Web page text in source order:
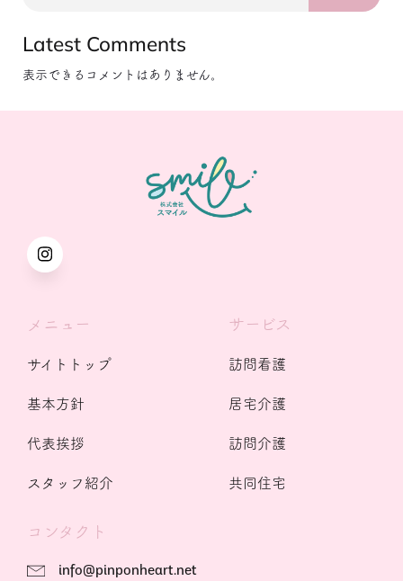
Latest Comments
表示できるコメントはありません。
メニュー
サイトトップ
基本方針
代表挨拶
スタッフ紹介
サービス
訪問看護
居宅介護
訪問介護
共同住宅
コンタクト
info@pinponheart.net